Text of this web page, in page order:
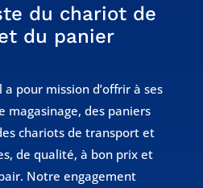
du chariot de
du panier
pour mission d’offrir à ses
magasinage, des paniers
chariots de transport et
de qualité, à bon prix et
Notre engagement